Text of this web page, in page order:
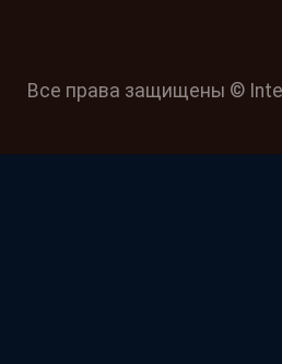
Все права защищены ©